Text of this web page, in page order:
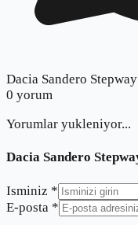
Dacia Sandero
0 yorum
Yorumlar yukleniyor...
Dacia Sandero
Isminiz *
E-posta *